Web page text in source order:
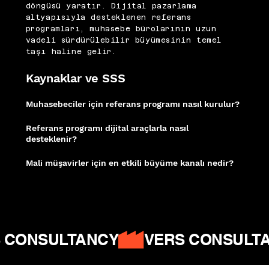
Kaynaklar ve SSS
Muhasebeciler için referans programı nasıl kurulur?
Referans programı dijital araçlarla nasıl
desteklenir?
Mali müşavirler için en etkili büyüme kanalı nedir?
döngüsü yaratır. Dijital pazarlama
altyapısıyla desteklenen referans
programları, muhasebe bürolarının uzun
vadeli sürdürülebilir büyümesinin temel
taşı haline gelir.
CONSULTANCY